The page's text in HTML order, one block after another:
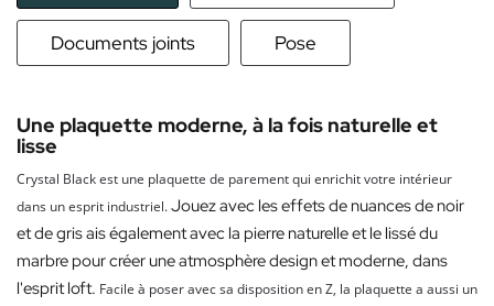
Documents joints Pose
Une plaquette moderne, à la fois naturelle et
lisse
Crystal Black est une plaquette de parement qui enrichit votre intérieur
dans un esprit industriel.Jouez avec les effets de nuances de noir
et de gris ais également avec la pierre naturelle et le lissé du
marbre pour créer une atmosphère design et moderne, dans
l'esprit loft. Facile à poser avec sa disposition en Z, la plaquette a aussi un